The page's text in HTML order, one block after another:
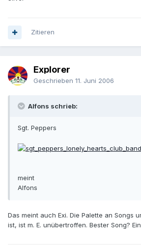
Zitieren
Explorer
Geschrieben 11. Juni 2006
Alfons schrieb:
Sgt. Peppers
meint
Alfons
Das meint auch Exi. Die Palette an Songs
ist, ist m. E. unübertroffen. Bester Song?